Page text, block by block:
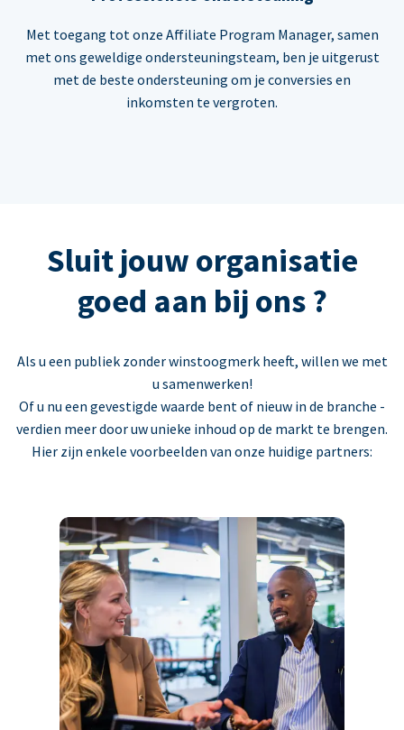
Met toegang tot onze Affiliate Program Manager, samen
met ons geweldige ondersteuningsteam, ben je uitgerust
met de beste ondersteuning om je conversies en
inkomsten te vergroten.
Sluit jouw organisatie
goed aan bij ons ?
Als u een publiek zonder winstoogmerk heeft, willen we met
u samenwerken!
Of u nu een gevestigde waarde bent of nieuw in de branche -
verdien meer door uw unieke inhoud op de markt te brengen.
Hier zijn enkele voorbeelden van onze huidige partners: